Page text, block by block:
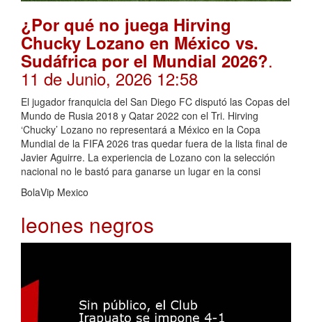
¿Por qué no juega Hirving
Chucky Lozano en México vs.
Sudáfrica por el Mundial 2026?.
11 de Junio, 2026 12:58
El jugador franquicia del San Diego FC disputó las Copas del
Mundo de Rusia 2018 y Qatar 2022 con el Tri. Hirving
‘Chucky’ Lozano no representará a México en la Copa
Mundial de la FIFA 2026 tras quedar fuera de la lista final de
Javier Aguirre. La experiencia de Lozano con la selección
nacional no le bastó para ganarse un lugar en la consi
BolaVip Mexico
leones negros